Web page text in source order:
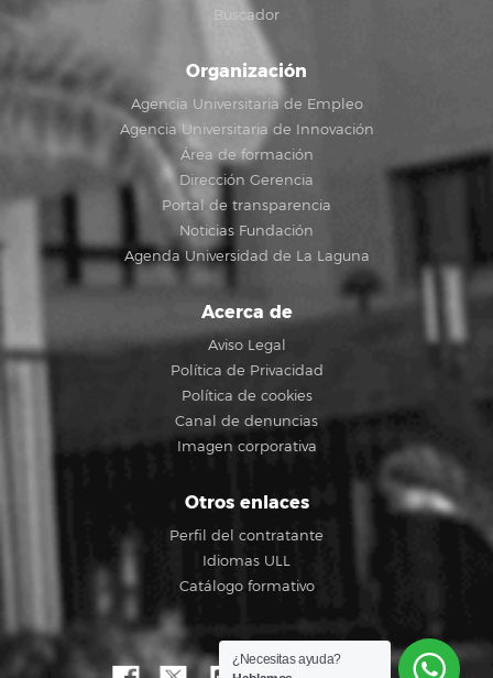
Buscador
Organización
Agencia Universitaria de Empleo
Agencia Universitaria de Innovación
Área de formación
Dirección Gerencia
Portal de transparencia
Noticias Fundación
Agenda Universidad de La Laguna
Acerca de
Aviso Legal
Política de Privacidad
Política de cookies
Canal de denuncias
Imagen corporativa
Otros enlaces
Perfil del contratante
Idiomas ULL
Catálogo formativo
¿Necesitas ayuda?